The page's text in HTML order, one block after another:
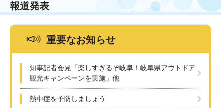
文
報道発表
重要なお知らせ
知事記者会見「楽しすぎるぞ岐阜！岐阜県アウトドア
観光キャンペーンを実施」他
熱中症を予防しましょう